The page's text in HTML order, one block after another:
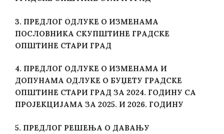
3. ПРЕДЛОГ ОДЛУКЕ О ИЗМЕНАМА
ПОСЛОВНИКА СКУПШТИНЕ ГРАДСКЕ
ОПШТИНЕ СТАРИ ГРАД
4. ПРЕДЛОГ ОДЛУКЕ О ИЗМЕНАМА И
ДОПУНАМА ОДЛУКЕ О БУЏЕТУ ГРАДСКЕ
ОПШТИНЕ СТАРИ ГРАД ЗА 2024. ГОДИНУ СА
ПРОЈЕКЦИЈАМА ЗА 2025. И 2026. ГОДИНУ
5. ПРЕДЛОГ РЕШЕЊА О ДАВАЊУ